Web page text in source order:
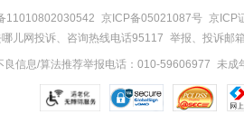
11010802030542 京ICP备05021087号 京ICP
儿网投诉、咨询热线电话95117 举报、投诉邮
良信息/算法推荐举报电话：010-59606977 未成